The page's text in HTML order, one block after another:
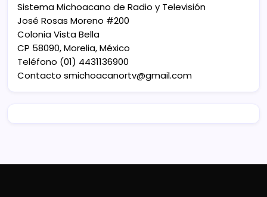
Sistema Michoacano de Radio y Televisión
José Rosas Moreno #200
Colonia Vista Bella
CP 58090, Morelia, México
Teléfono (01) 4431136900
Contacto smichoacanortv@gmail.com